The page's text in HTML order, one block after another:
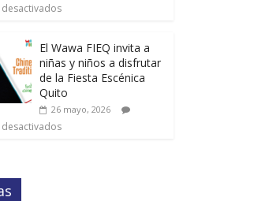
El Wawa FIEQ invita a
niñas y niños a disfrutar
de la Fiesta Escénica
Quito
26 mayo, 2026